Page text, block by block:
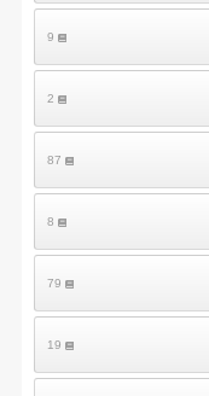
9
2
87
8
79
19